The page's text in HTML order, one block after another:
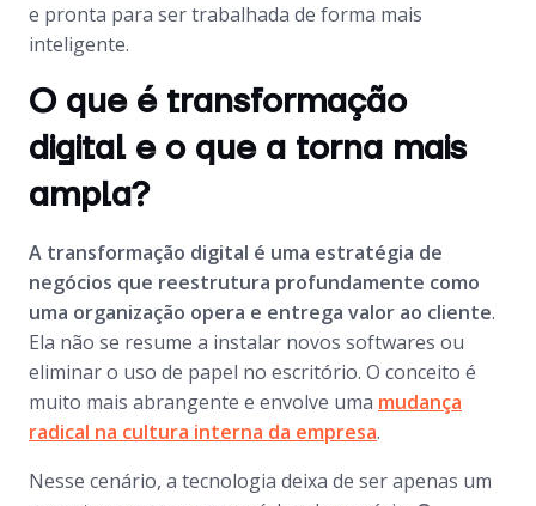
e pronta para ser trabalhada de forma mais
inteligente.
O que é transformação
digital e o que a torna mais
ampla?
A transformação digital é uma estratégia de
negócios que reestrutura profundamente como
uma organização opera e entrega valor ao cliente.
Ela não se resume a instalar novos softwares ou
eliminar o uso de papel no escritório. O conceito é
muito mais abrangente e envolve uma mudança
radical na cultura interna da empresa.
Nesse cenário, a tecnologia deixa de ser apenas um